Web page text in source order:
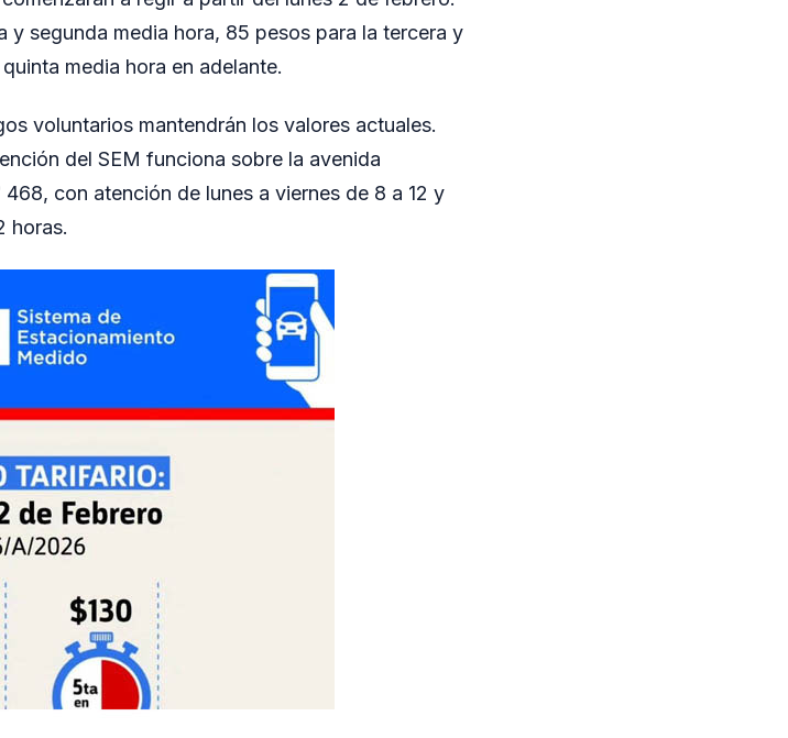
y segunda media hora, 85 pesos para la tercera y
media hora en adelante.
voluntarios mantendrán los valores actuales.
del SEM funciona sobre la avenida
468, con atención de lunes a viernes de 8 a 12 y
horas.